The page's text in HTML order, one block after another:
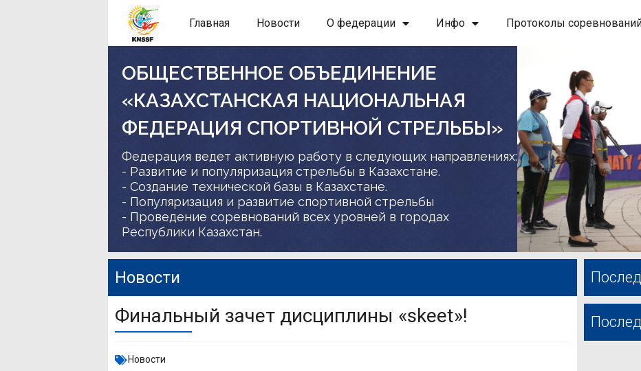
Главная Новости О федерации Инфо Протоколы
ОБЩЕСТВЕННОЕ ОБЪЕДИНЕНИЕ
«КАЗАХСТАНСКАЯ НАЦИОНАЛЬНАЯ
ФЕДЕРАЦИЯ СПОРТИВНОЙ СТРЕЛЬБЫ»
Федерация ведет активную работу в следующих направлениях:
- Развитие и популяризация стрельбы в Казахстане.
- Создание технической базы в Казахстане.
- Популяризация и развитие спортивной стрельбы
- Проведение соревнований всех уровней в городах
Республики Казахстан.
Новости
Финальный зачет дисциплины «skeet»!
Новости